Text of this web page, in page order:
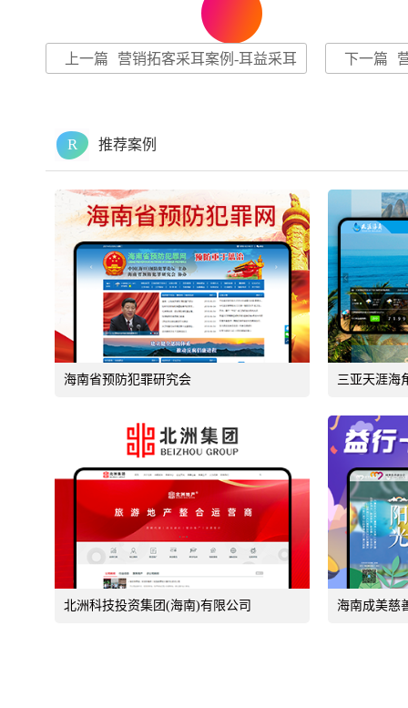
上一篇 营销拓客采耳案例-耳益采耳 下一篇
R 推荐案例
海南省预防犯罪研究会 三亚天涯海
北洲科技投资集团(海南)有限公司 海南成美慈